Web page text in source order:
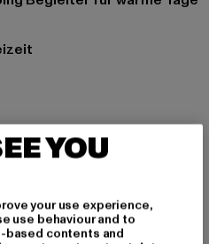
dye/blue
100% Baumwolle
YOU
your use experience,
use behaviour and to
based contents and